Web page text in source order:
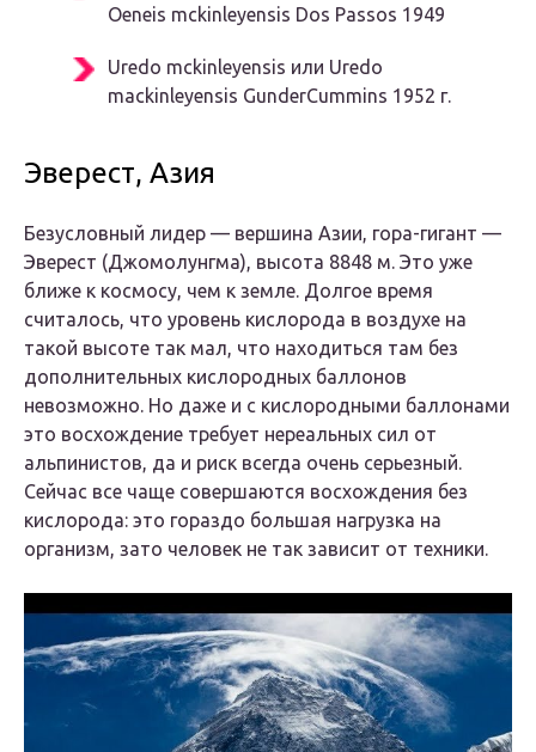
Oeneis mckinleyensis Dos Passos 1949
Uredo mckinleyensis или Uredo
mackinleyensis GunderCummins 1952 г.
Эверест, Азия
Безусловный лидер — вершина Азии, гора-гигант —
Эверест (Джомолунгма), высота 8848 м. Это уже
ближе к космосу, чем к земле. Долгое время
считалось, что уровень кислорода в воздухе на
такой высоте так мал, что находиться там без
дополнительных кислородных баллонов
невозможно. Но даже и с кислородными баллонами
это восхождение требует нереальных сил от
альпинистов, да и риск всегда очень серьезный.
Сейчас все чаще совершаются восхождения без
кислорода: это гораздо большая нагрузка на
организм, зато человек не так зависит от техники.